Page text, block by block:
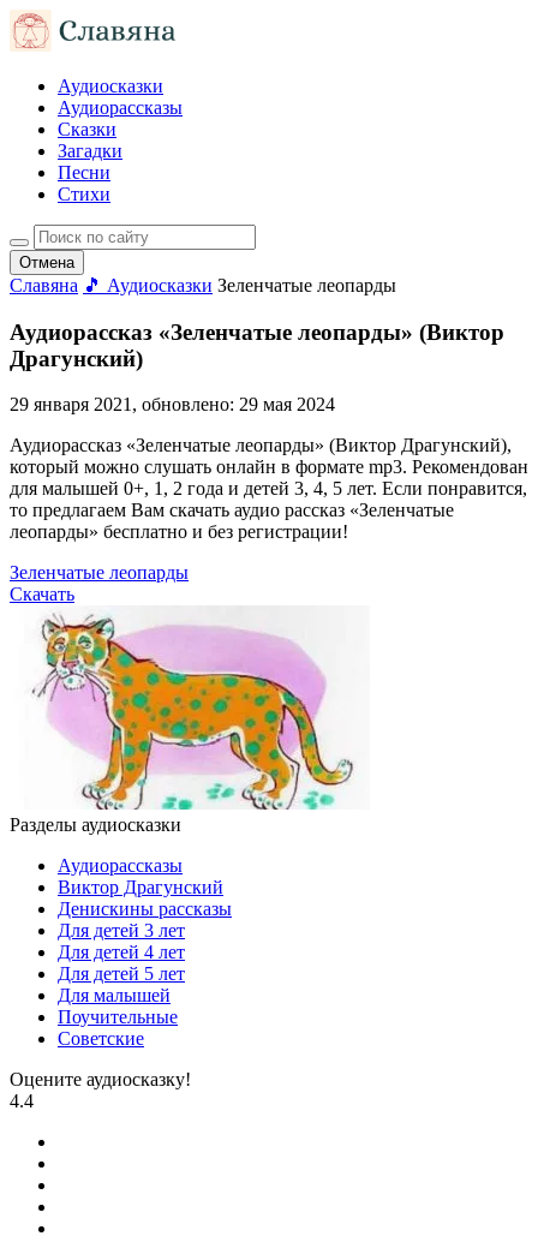
Аудиосказки
Аудиорассказы
Сказки
Загадки
Песни
Стихи
Отмена
Славяна 🎵 Аудиосказки Зеленчатые леопарды
Аудиорассказ «Зеленчатые леопарды» (Виктор
Драгунский)
29 января 2021, обновлено: 29 мая 2024
Аудиорассказ «Зеленчатые леопарды» (Виктор Драгунский),
который можно слушать онлайн в формате mp3. Рекомендован
для малышей 0+, 1, 2 года и детей 3, 4, 5 лет. Если понравится,
то предлагаем Вам скачать аудио рассказ «Зеленчатые
леопарды» бесплатно и без регистрации!
Зеленчатые леопарды
Скачать
Разделы аудиосказки
Аудиорассказы
Виктор Драгунский
Денискины рассказы
Для детей 3 лет
Для детей 4 лет
Для детей 5 лет
Для малышей
Поучительные
Советские
Оцените аудиосказку!
4.4